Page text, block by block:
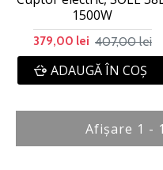
1500W
379,00 lei 407,00 lei
ADAUGĂ ÎN COŞ
Afişare 1 -